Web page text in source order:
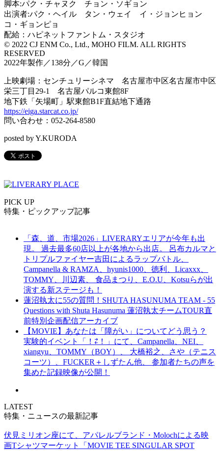
脚本:パク・チャヌク チョン・ソギョン
出演者:パク・ヘイル タン・ウェイ イ・ジョンヒョン
コ・ギョンピョ
配給：ハピネットファントム・スタジオ
© 2022 CJ ENM Co., Ltd., MOHO FILM. ALL RIGHTS
RESERVED
2022年製作／138分／G／韓国
上映劇場：センチュリーシネマ 名古屋市中区名古屋市中区
栄三丁目29-1 名古屋パルコ東館8F
地下鉄「矢場町」駅東館B1F直結地下通路
https://eiga.starcat.co.jp/
問い合わせ：052-264-8580
posted by Y.KURODA
PICK UP
特集・ピックアップ記事
「森、道、市場2026」LIVERARYエリアが今年も出
現。 過去最多60店以上が各地から出店。 呂布カルマと
トリプルファイヤー吉田によるラップバトル、
Campanella & RAMZA、hyunis1000、徳利、Licaxxx、
TOMMY、川辺素、 食品まつり、E.O.U、Kotsuらが出
演する新ステージも！
蓮沼執太に55の質問！SHUTA HASUNUMA TEAM - 55
Questions with Shuta Hasunuma 蓮沼執太チームTOUR直
前特別企画配信アーカイブ
【MOVIE】あなたは「障がい」についてどう思う？
実験的イベント「！⇄！」にて、Campanella、NEI、
xiangyu、TOMMY（BOY）、 大橋裕之、さや（テニス
コーツ）、FUCKER＋しずたん他、 参加者たちの声を
集めた記録映像が公開！
LATEST
特集・ニュースの最新記事
伏見ミリオン座にて、アパレルブランド・Molochによる映
画Tシャツマーケット「MOVIE TEE SINGULAR SPOT